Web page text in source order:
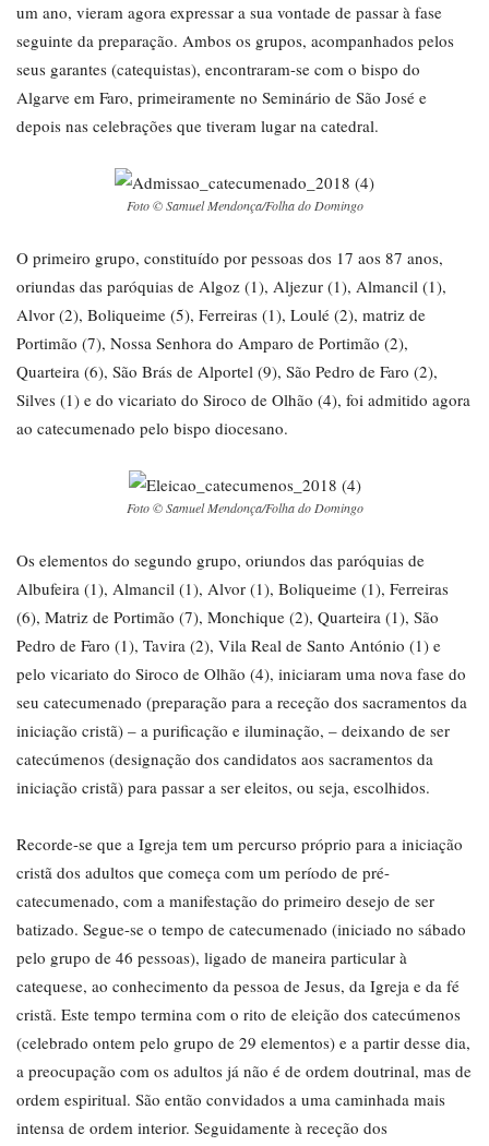
um ano, vieram agora expressar a sua vontade de passar à fase
seguinte da preparação. Ambos os grupos, acompanhados pelos
seus garantes (catequistas), encontraram-se com o bispo do
Algarve em Faro, primeiramente no Seminário de São José e
depois nas celebrações que tiveram lugar na catedral.
Foto © Samuel Mendonça/Folha do Domingo
O primeiro grupo, constituído por pessoas dos 17 aos 87 anos,
oriundas das paróquias de Algoz (1), Aljezur (1), Almancil (1),
Alvor (2), Boliqueime (5), Ferreiras (1), Loulé (2), matriz de
Portimão (7), Nossa Senhora do Amparo de Portimão (2),
Quarteira (6), São Brás de Alportel (9), São Pedro de Faro (2),
Silves (1) e do vicariato do Siroco de Olhão (4), foi admitido agora
ao catecumenado pelo bispo diocesano.
Foto © Samuel Mendonça/Folha do Domingo
Os elementos do segundo grupo, oriundos das paróquias de
Albufeira (1), Almancil (1), Alvor (1), Boliqueime (1), Ferreiras
(6), Matriz de Portimão (7), Monchique (2), Quarteira (1), São
Pedro de Faro (1), Tavira (2), Vila Real de Santo António (1) e
pelo vicariato do Siroco de Olhão (4), iniciaram uma nova fase do
seu catecumenado (preparação para a receção dos sacramentos da
iniciação cristã) – a purificação e iluminação, – deixando de ser
catecúmenos (designação dos candidatos aos sacramentos da
iniciação cristã) para passar a ser eleitos, ou seja, escolhidos.
Recorde-se que a Igreja tem um percurso próprio para a iniciação
cristã dos adultos que começa com um período de pré-
catecumenado, com a manifestação do primeiro desejo de ser
batizado. Segue-se o tempo de catecumenado (iniciado no sábado
pelo grupo de 46 pessoas), ligado de maneira particular à
catequese, ao conhecimento da pessoa de Jesus, da Igreja e da fé
cristã. Este tempo termina com o rito de eleição dos catecúmenos
(celebrado ontem pelo grupo de 29 elementos) e a partir desse dia,
a preocupação com os adultos já não é de ordem doutrinal, mas de
ordem espiritual. São então convidados a uma caminhada mais
intensa de ordem interior. Seguidamente à receção dos